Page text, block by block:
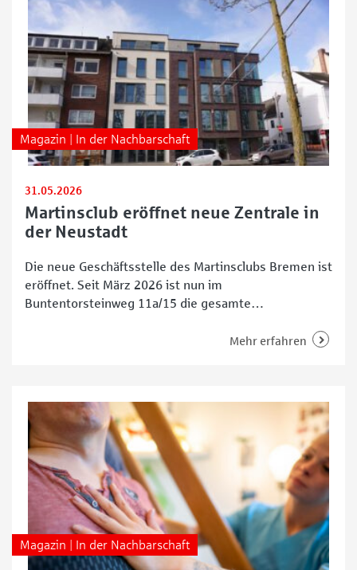
Buntentorsteinweg maßgeblich
Magazin | In der Nachbarschaft
31.05.2026
Martinsclub eröffnet neue Zentrale in
der Neustadt
Die neue Geschäftsstelle des Martinsclubs Bremen ist
eröffnet. Seit März 2026 ist nun im
Buntentorsteinweg 11a/15 die gesamte
stehen dort den Mitarbeitenden sowie dem Vorstand
aus rotem Backstein, der sich in die Häuserzeile
Mehr erfahren
Magazin | In der Nachbarschaft